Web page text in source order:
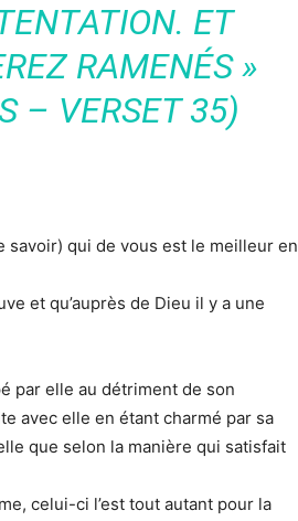
ET
RAMENÉS »
– VERSET 35)
savoir) qui de vous est le meilleur en
et qu’auprès de Dieu il y a une
par elle au détriment de son
avec elle en étant charmé par sa
que selon la manière qui satisfait
celui-ci l’est tout autant pour la